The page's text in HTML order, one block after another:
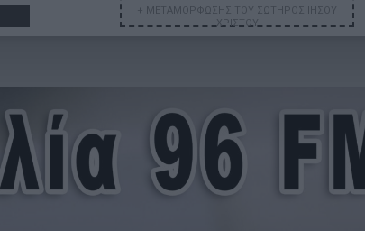
+ ΜΕΤΑΜΟΡΦΩΣΗΣ ΤΟΥ ΣΩΤΗΡΟΣ ΙΗΣΟΥ
ΧΡΙΣΤΟΥ